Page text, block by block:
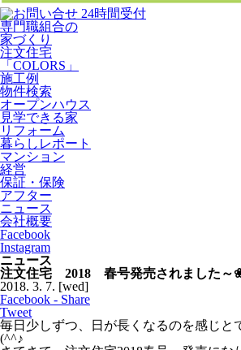
専門職組合の
家づくり
注文住宅
「COLORS」
施工例
物件検索
オープンハウス
見学できる家
リフォーム
暮らしレポート
マンション
経営
保証・保険
アフター
ニュース
会社概要
Facebook
Instagram
ニュース
注文住宅 2018 春号発売されました～
2018. 3. 7. [wed]
Facebook - Share
Tweet
毎日少しずつ、日が長くなるのを感じと
(^^♪